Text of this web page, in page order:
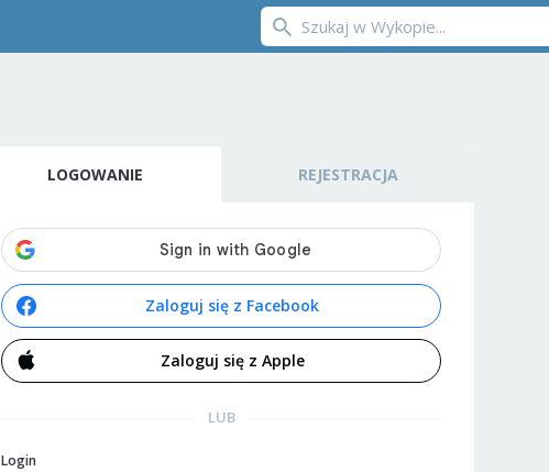
LOGOWANIE REJESTRACJA
Zaloguj się z Facebook
Zaloguj się z Apple
LUB
Login